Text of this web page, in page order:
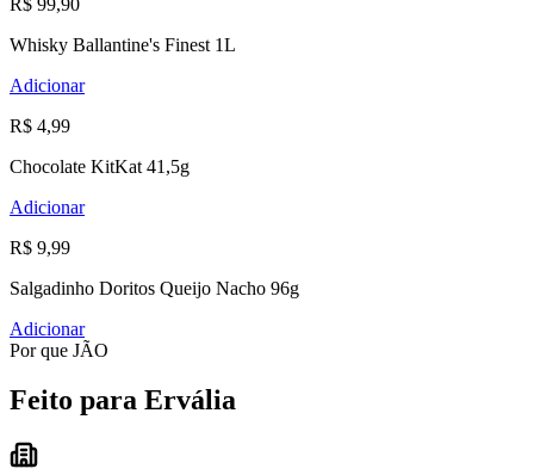
Whisky Ballantine's Finest 1L
Adicionar
R$ 4,99
Chocolate KitKat 41,5g
Adicionar
R$ 9,99
Salgadinho Doritos Queijo Nacho 96g
Adicionar
Por que JÃO
Feito para Ervália